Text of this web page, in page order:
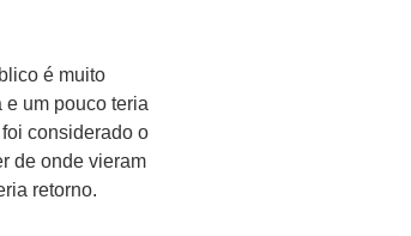
é muito
um pouco teria
considerado o
de onde vieram
retorno.